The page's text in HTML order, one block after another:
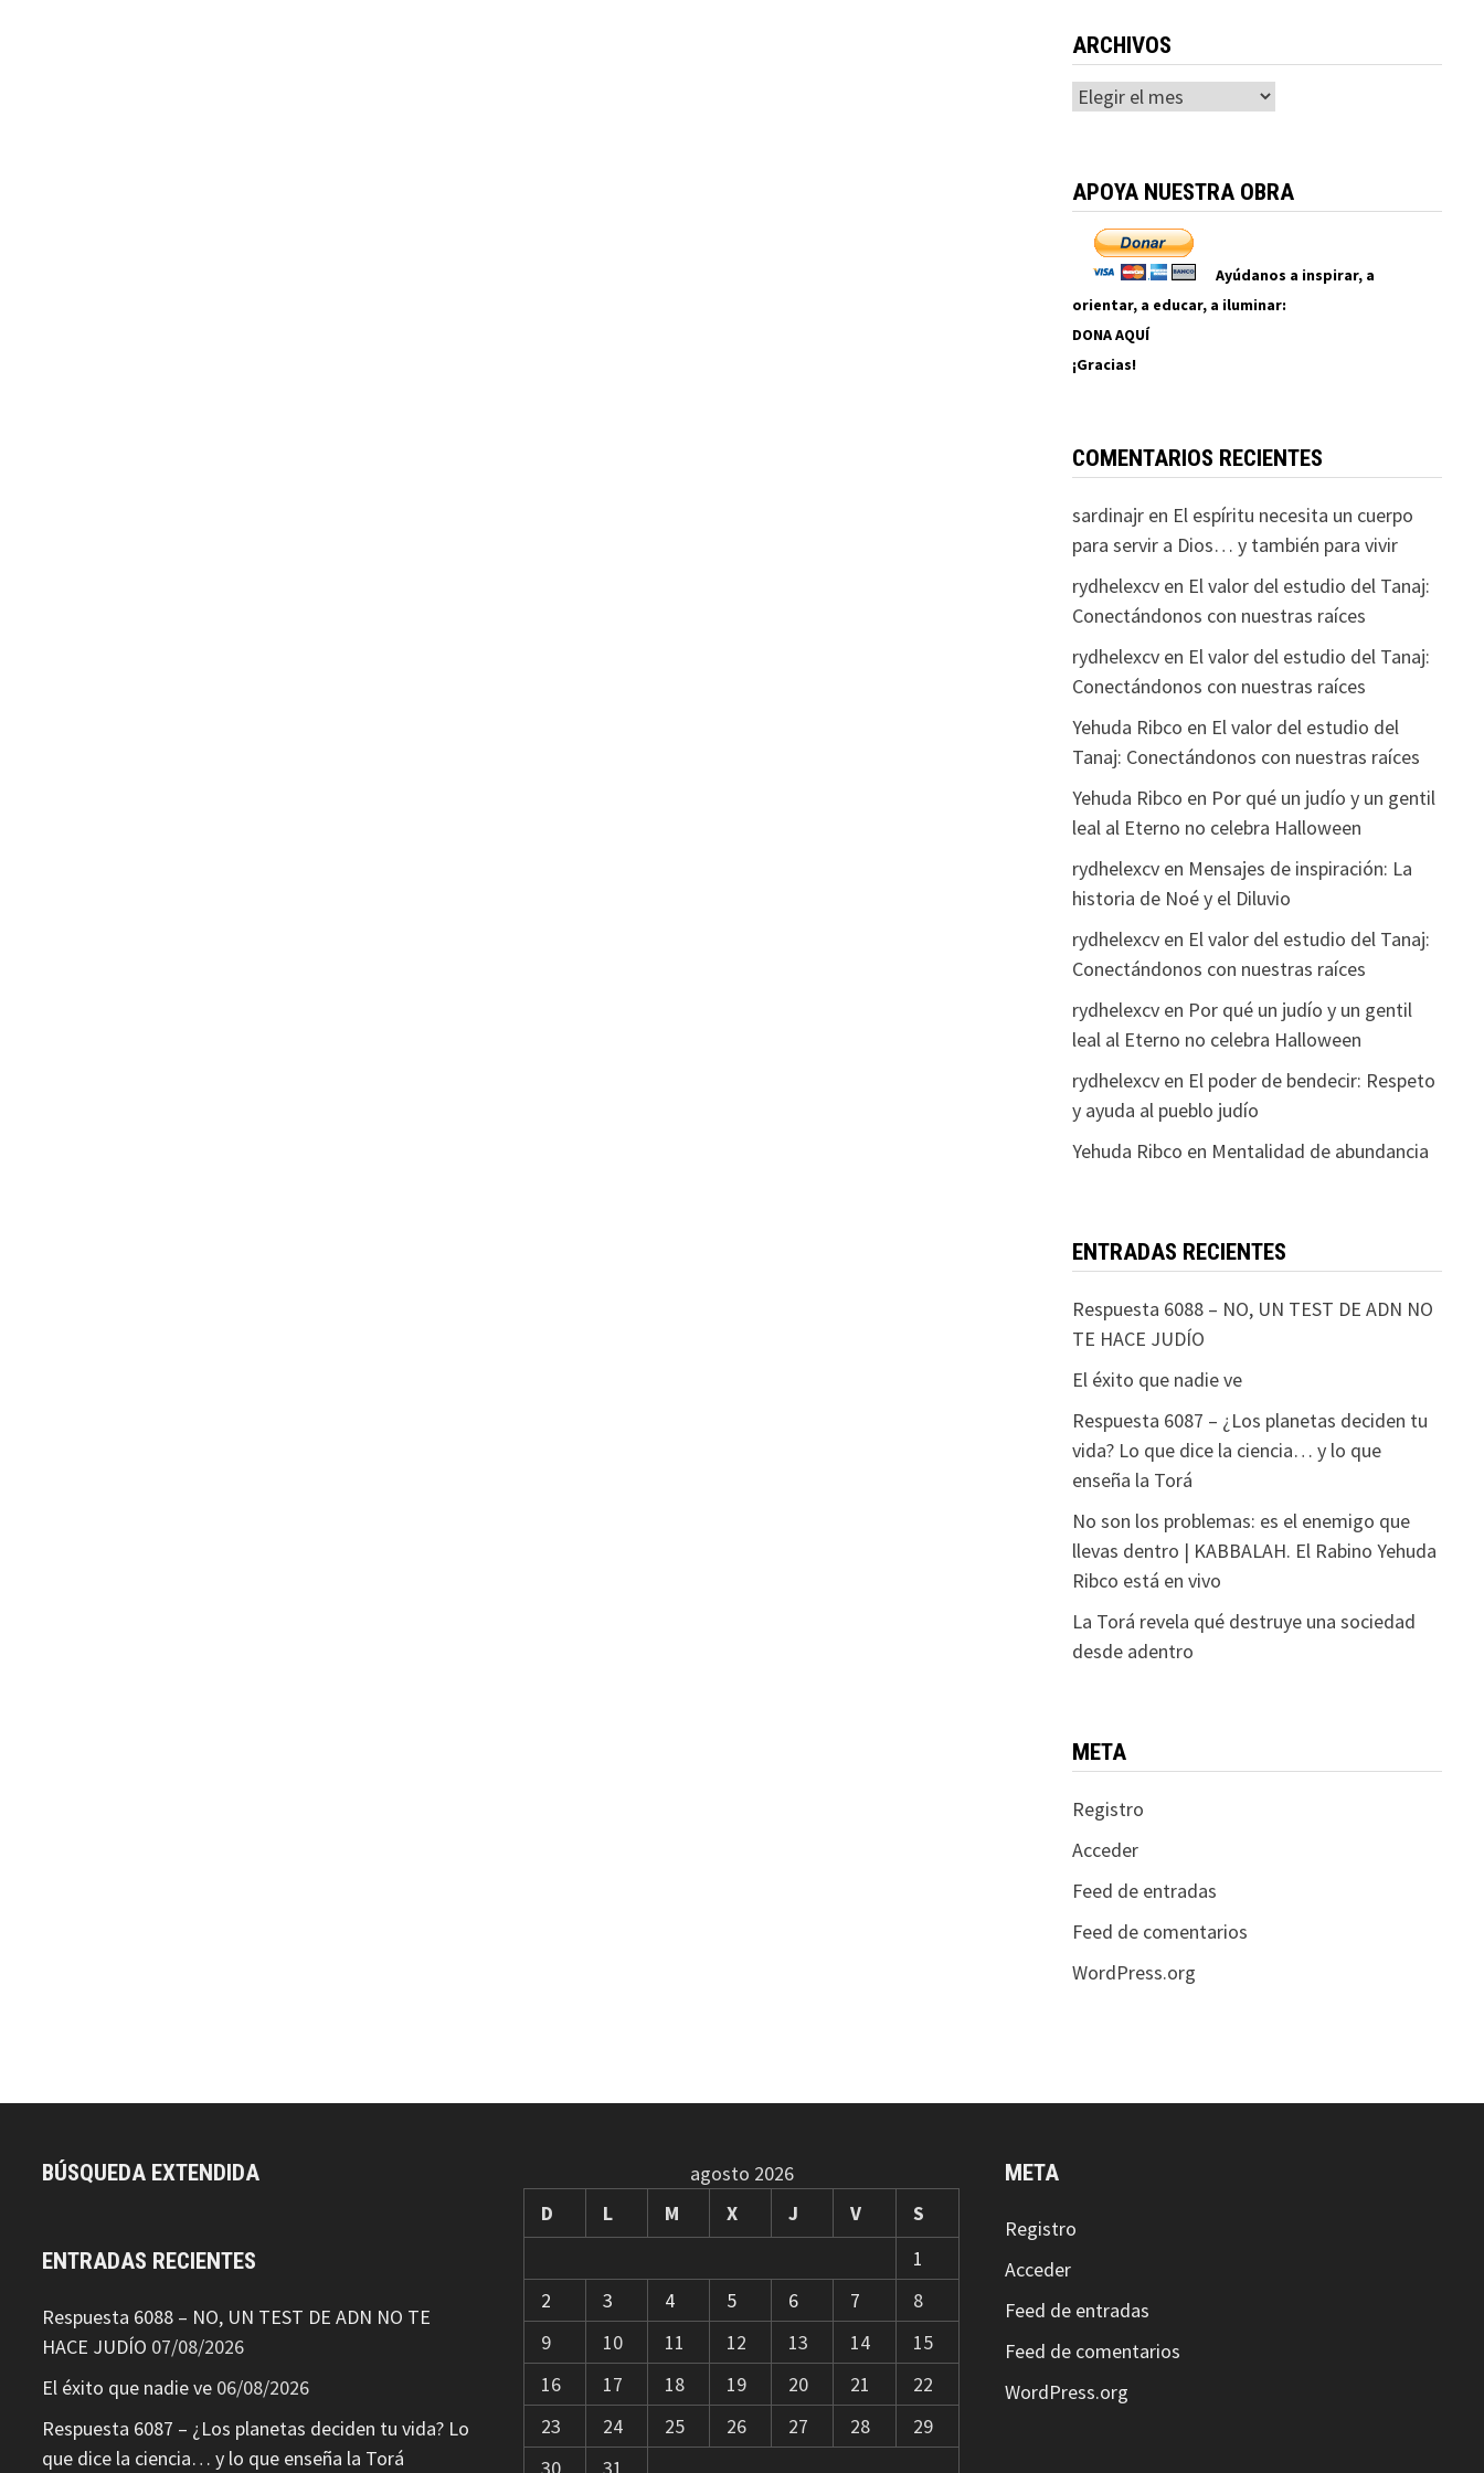
ARCHIVOS
Archivos
APOYA NUESTRA OBRA
Ayúdanos a inspirar, a
orientar, a educar, a iluminar:
DONA AQUÍ
¡Gracias!
COMENTARIOS RECIENTES
sardinajren El espíritu necesita un cuerpo
para servir a Dios… y también para vivir
rydhelexcven El valor del estudio del Tanaj:
Conectándonos con nuestras raíces
rydhelexcven El valor del estudio del Tanaj:
Conectándonos con nuestras raíces
Yehuda Ribco en El valor del estudio del
Tanaj: Conectándonos con nuestras raíces
Yehuda Ribco en Por qué un judío y un gentil
leal al Eterno no celebra Halloween
rydhelexcven Mensajes de inspiración: La
historia de Noé y el Diluvio
rydhelexcven El valor del estudio del Tanaj:
Conectándonos con nuestras raíces
rydhelexcven Por qué un judío y un gentil
leal al Eterno no celebra Halloween
rydhelexcven El poder de bendecir: Respeto
y ayuda al pueblo judío
Yehuda Ribco en Mentalidad de abundancia
ENTRADAS RECIENTES
Respuesta 6088 – NO, UN TEST DE ADN NO
TE HACE JUDÍO
El éxito que nadie ve
Respuesta 6087 – ¿Los planetas deciden tu
vida? Lo que dice la ciencia… y lo que
enseña la Torá
No son los problemas: es el enemigo que
llevas dentro | KABBALAH. El Rabino Yehuda
Ribco está en vivo
La Torá revela qué destruye una sociedad
desde adentro
META
Registro
Acceder
Feed de entradas
Feed de comentarios
WordPress.org
BÚSQUEDA EXTENDIDA
ENTRADAS RECIENTES
Respuesta 6088 – NO, UN TEST DE ADN NO TE
HACE JUDÍO 07/08/2026
El éxito que nadie ve 06/08/2026
Respuesta 6087 – ¿Los planetas deciden tu vida? Lo
que dice la ciencia… y lo que enseña la Torá
agosto 2026
D
L M X J V
S
1
2
3 4 5 6 7
8
9
10 11 12 13 14
15
16
17 18 19 20 21
22
23
24 25 26 27 28
29
META
Registro
Acceder
Feed de entradas
Feed de comentarios
WordPress.org